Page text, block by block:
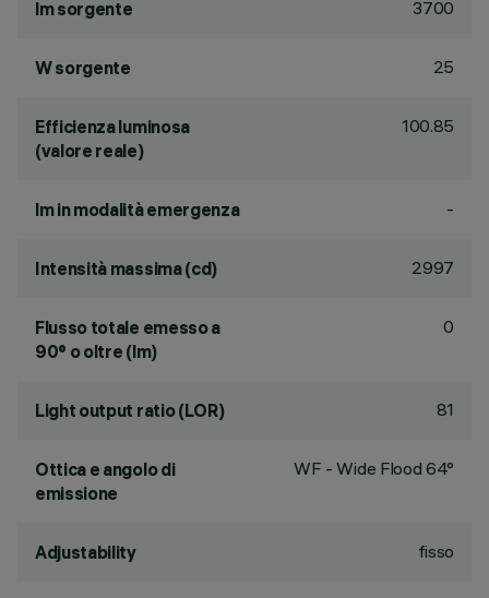
lm sorgente 3700
W sorgente 25
Efficienza luminosa
(valore reale)
100.85
lm in modalità emergenza -
Intensità massima (cd) 2997
Flusso totale emesso a
90° o oltre (lm)
0
Light output ratio (LOR) 81
Ottica e angolo di
emissione
WF - Wide Flood 64°
Adjustability fisso